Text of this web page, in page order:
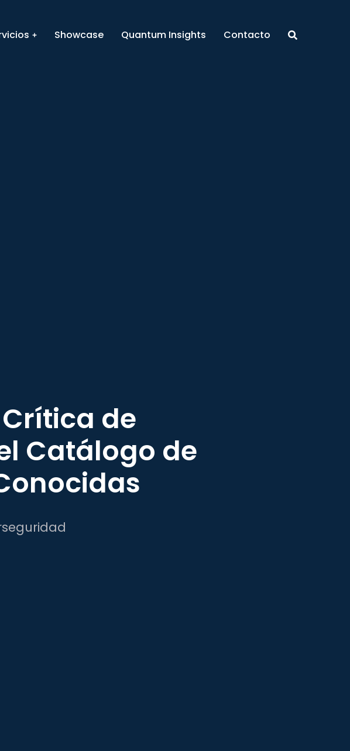
Showcase Quantum Insights Contacto
de
Catálogo de